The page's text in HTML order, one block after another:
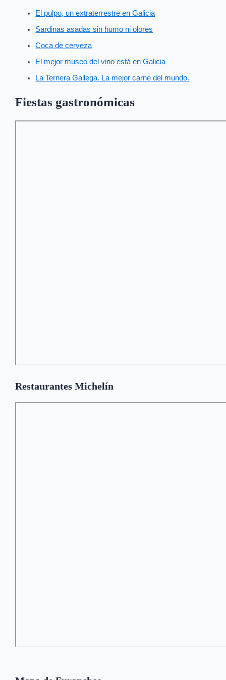
El pulpo, un extraterrestre en Galicia
Sardinas asadas sin humo ni olores
Coca de cerveza
El mejor museo del vino está en Galicia
La Ternera Gallega. La mejor carne del mundo.
Fiestas gastronómicas
Restaurantes Michelín